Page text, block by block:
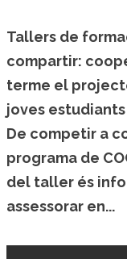
Tallers de
compartir:
terme el
joves
De competir a
programa de
del taller és
assessorar en...